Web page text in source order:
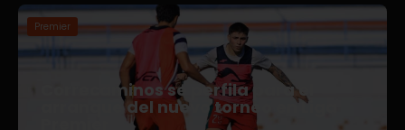
Premier
Correcaminos se perfila para el
arranque del nuevo torneo en Liga